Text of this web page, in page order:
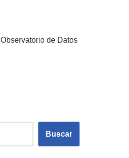
Observatorio de Datos
Buscar